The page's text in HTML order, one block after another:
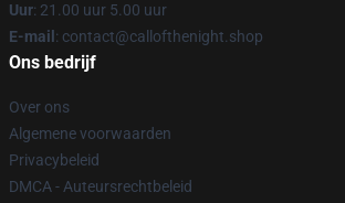
Uur: 21.00 uur 5.00 uur
E-mail : contact@callofthenight.shop
Ons bedrijf
Over ons
Algemene voorwaarden
Privacybeleid
DMCA - Auteursrechtbeleid